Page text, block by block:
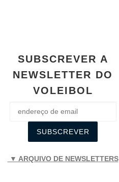
SUBSCREVER A
NEWSLETTER DO
VOLEIBOL
▼ ARQUIVO DE NEWSLETTERS